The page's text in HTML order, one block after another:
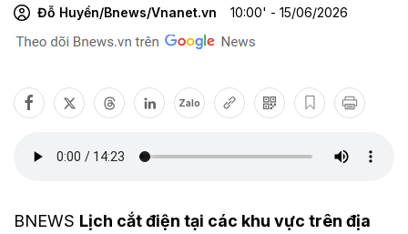
Đỗ Huyền/Bnews/Vnanet.vn 10:00' - 15/06/2026
Zalo
BNEWS Lịch cắt điện tại các khu vực trên địa